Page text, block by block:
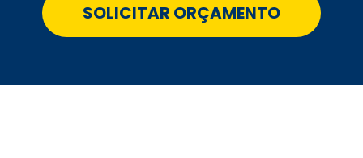
SOLICITAR ORÇAMENTO